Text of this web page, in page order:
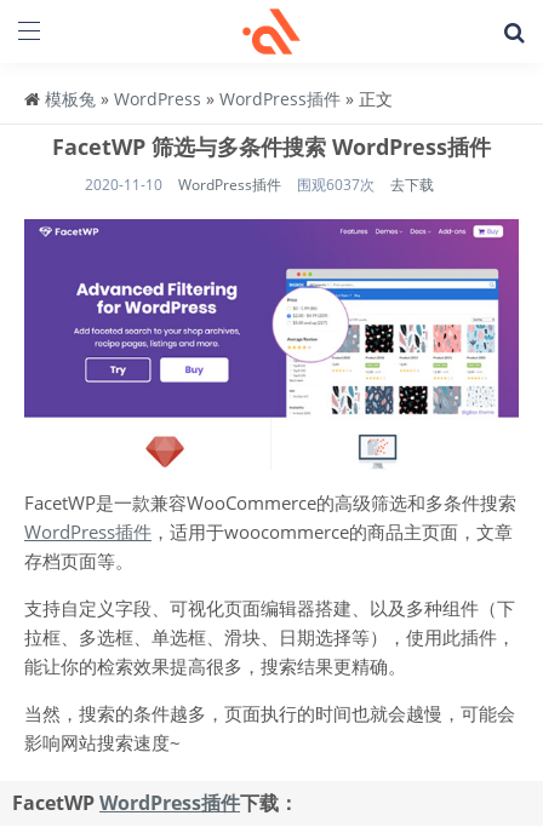
模板兔 » WordPress » WordPress插件 » 正文
FacetWP 筛选与多条件搜索 WordPress插件
2020-11-10 WordPress插件 围观6037次 去下载
FacetWP是一款兼容WooCommerce的高级筛选和多条件搜索
WordPress插件 ，适用于woocommerce的商品主页面，文章
存档页面等。
支持自定义字段、可视化页面编辑器搭建、以及多种组件（下
拉框、多选框、单选框、滑块、日期选择等），使用此插件，
能让你的检索效果提高很多，搜索结果更精确。
当然，搜索的条件越多，页面执行的时间也就会越慢，可能会
影响网站搜索速度~
FacetWPWordPress插件下载：